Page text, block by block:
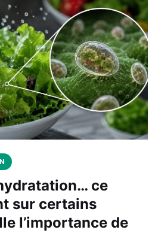
ce
sur certains
l’importance de